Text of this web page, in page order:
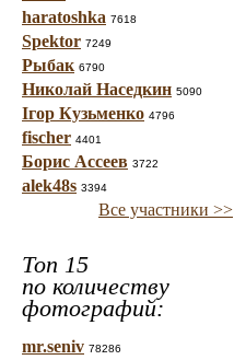
haratoshka 7618
Spektor 7249
Рыбак 6790
Николай Наседкин 5090
Ігор Кузьменко 4796
fischer 4401
Борис Ассеев 3722
alek48s 3394
Все участники >>
Топ 15
по количеству
фотографий:
mr.seniv 78286